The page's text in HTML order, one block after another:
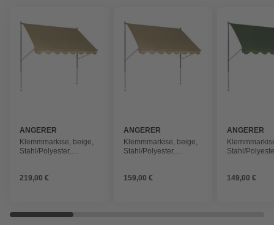
ANGERER
FREIZEITMÖBEL
Klemmmarkise, beige,
Stahl/Polyester,
219,00 €
ANGERER
FREIZEITMÖBEL
Klemmmarkise, beige,
Stahl/Polyester,
159,00 €
ANGERER
Stahl/
149,00 €